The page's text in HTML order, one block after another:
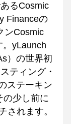
るCosmic
Financeの
ンCosmic
。yLaunch
）の世界初
ティング・
ステーキン
の少し前に
されます。